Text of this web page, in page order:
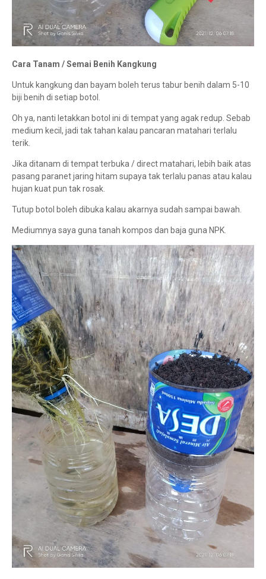
Cara Tanam / Semai Benih Kangkung
Untuk kangkung dan bayam boleh terus tabur benih dalam 5-10
biji benih di setiap botol.
Oh ya, nanti letakkan botol ini di tempat yang agak redup. Sebab
medium kecil, jadi tak tahan kalau pancaran matahari terlalu
terik.
Jika ditanam di tempat terbuka / direct matahari, lebih baik atas
pasang paranet jaring hitam supaya tak terlalu panas atau kalau
hujan kuat pun tak rosak.
Tutup botol boleh dibuka kalau akarnya sudah sampai bawah.
Mediumnya saya guna tanah kompos dan baja guna NPK.